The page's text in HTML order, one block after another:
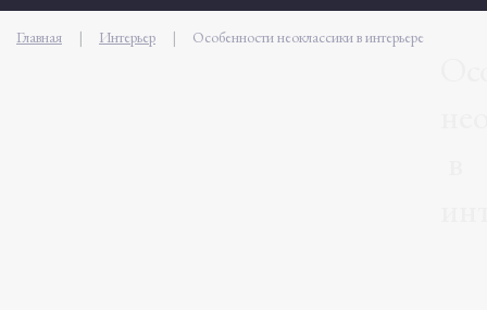
Главная | Интерьер | Особенности неоклассики в интерьере